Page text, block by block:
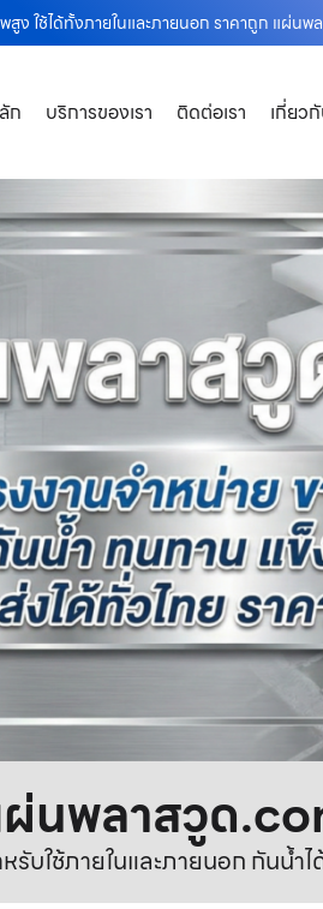
ใช้ได้ทั้งภายในและภายนอก ราคาถูก แผ่นพ
ก บริการของเรา ติดต่อเรา เกี่ยว
นพลาสวูด
บใช้ภายในและภายนอก กันน้ำ